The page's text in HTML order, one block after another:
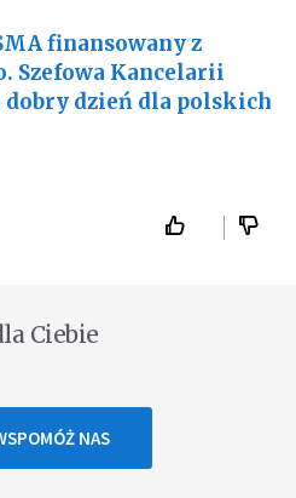
finansowany z
Szefowa Kancelarii
dobry dzień dla polskich
Ciebie
NAS